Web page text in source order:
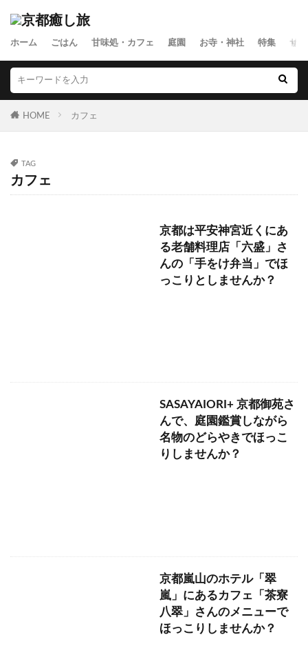
ホーム ごはん 甘味処・カフェ 庭園 お寺・神社 特集 サ
HOME カフェ
TAG
カフェ
京都は平安神宮近くにあ
る老舗料理店「六盛」さ
んの「手をけ弁当」でほ
っこりとしませんか？
SASAYAIORI+ 京都御苑さ
んで、庭園鑑賞しながら
名物のどらやきでほっこ
りしませんか？
京都嵐山のホテル「翠
嵐」にあるカフェ「茶寮
八翠」さんのメニューで
ほっこりしませんか？